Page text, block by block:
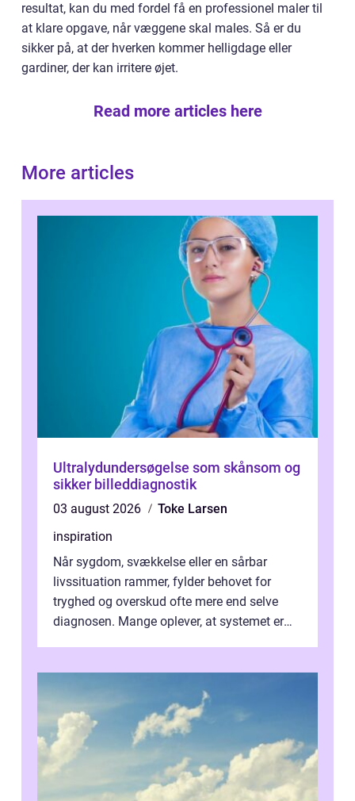
resultat, kan du med fordel få en professionel maler til
at klare opgave, når væggene skal males. Så er du
sikker på, at der hverken kommer helligdage eller
gardiner, der kan irritere øjet.
Read more articles here
More articles
Ultralydundersøgelse som skånsom og
sikker billeddiagnostik
03 august 2026
Toke Larsen
inspiration
Når sygdom, svækkelse eller en sårbar
livssituation rammer, fylder behovet for
tryghed og overskud ofte mere end selve
diagnosen. Mange oplever, at systemet er